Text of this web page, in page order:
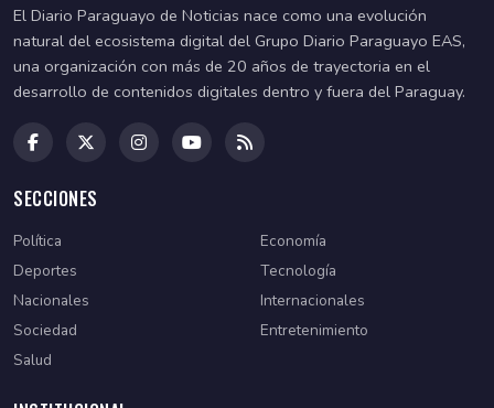
El Diario Paraguayo de Noticias nace como una evolución
natural del ecosistema digital del Grupo Diario Paraguayo EAS,
una organización con más de 20 años de trayectoria en el
desarrollo de contenidos digitales dentro y fuera del Paraguay.
SECCIONES
Política
Economía
Deportes
Tecnología
Nacionales
Internacionales
Sociedad
Entretenimiento
Salud